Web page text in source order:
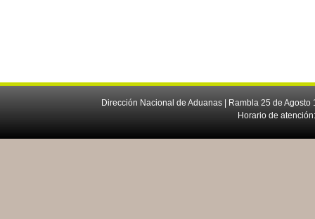
Dirección Nacional de Aduanas | Rambla 25 de
Horario de